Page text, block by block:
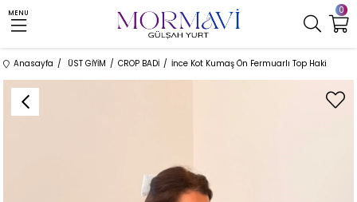
0
MENU
Anasayfa ÜST GİYİM CROP BADİ İnce Kot Kumaş Ön Fermuarlı Top Haki